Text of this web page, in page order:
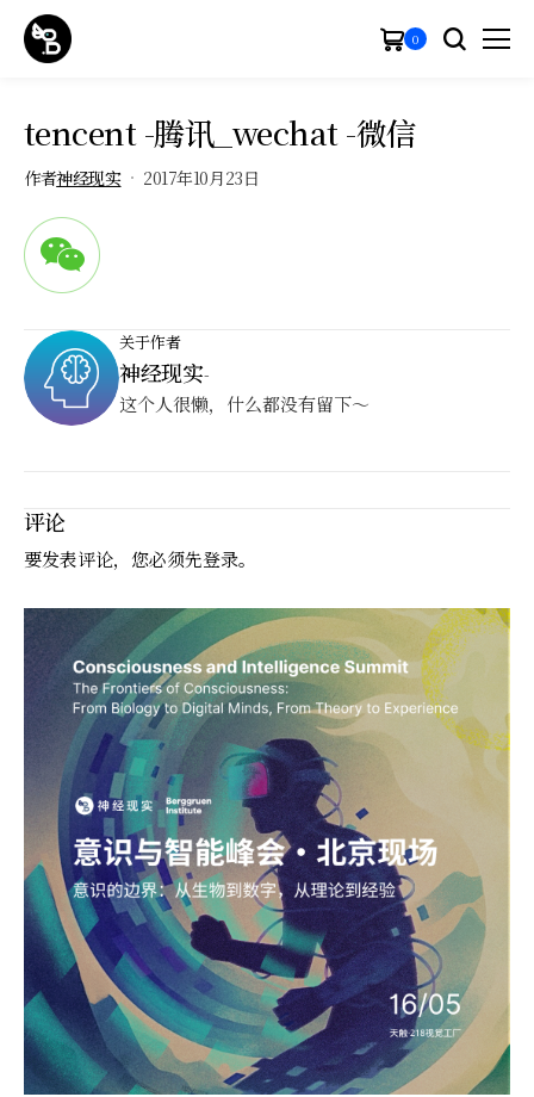
0
tencent -腾讯_wechat -微信
作者神经现实 2017年10月23日
关于作者
神经现实-
这个人很懒，什么都没有留下～
评论
要发表评论，您必须先登录。